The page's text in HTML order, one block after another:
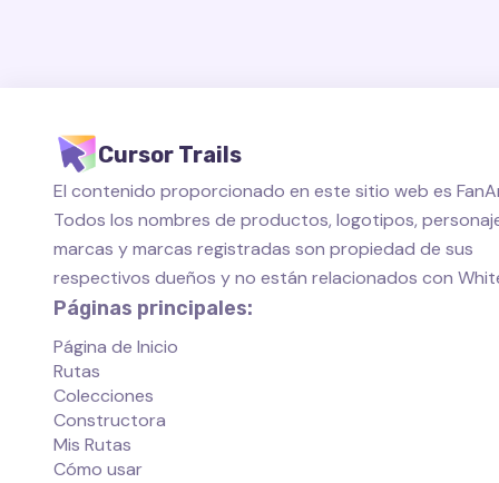
Cursor Trails
El contenido proporcionado en este sitio web es
Todos los nombres de productos, logotipos,
marcas y marcas registradas son propiedad de sus
respectivos dueños y no están relacionados con
Páginas principales:
Página de Inicio
Rutas
Colecciones
Constructora
Mis Rutas
Cómo usar